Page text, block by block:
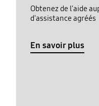
Obtenez de l'aide
d'assistance agréés
En savoir plus